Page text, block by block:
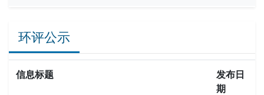
环评公示
信息标题
发布日
期